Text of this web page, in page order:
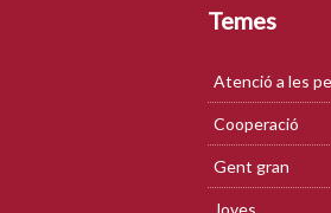
Temes
Atenció a les
Cooperació
Gent gran
Joves